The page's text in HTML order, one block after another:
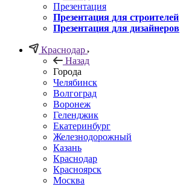
Презентация
Презентация для строителей
Презентация для дизайнеров
Краснодар
Назад
Города
Челябинск
Волгоград
Воронеж
Геленджик
Екатеринбург
Железнодорожный
Казань
Краснодар
Красноярск
Москва